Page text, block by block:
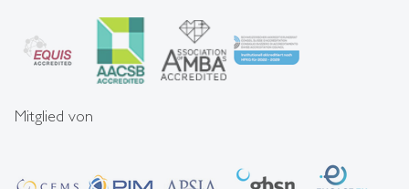
Mitglied von